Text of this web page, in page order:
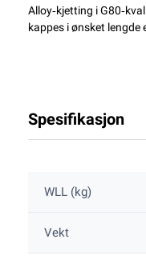
Alloy‑kjetting i
kappes i ønsket lengde
Spesifikasjon
WLL (kg)
Vekt